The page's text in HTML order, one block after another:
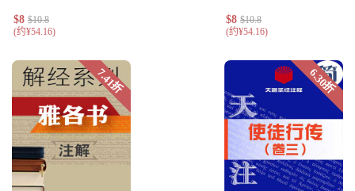
W. Pao）
（Hoong-hing
Y. Wang）